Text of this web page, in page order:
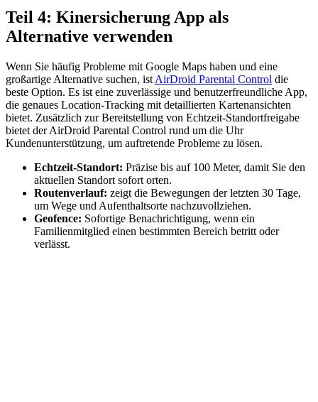
Teil 4: Kinersicherung App als
Alternative verwenden
Wenn Sie häufig Probleme mit Google Maps haben und eine
großartige Alternative suchen, ist AirDroid Parental Control die
beste Option. Es ist eine zuverlässige und benutzerfreundliche App,
die genaues Location-Tracking mit detaillierten Kartenansichten
bietet. Zusätzlich zur Bereitstellung von Echtzeit-Standortfreigabe
bietet der AirDroid Parental Control rund um die Uhr
Kundenunterstützung, um auftretende Probleme zu lösen.
Echtzeit-Standort: Präzise bis auf 100 Meter, damit Sie den
aktuellen Standort sofort orten.
Routenverlauf: zeigt die Bewegungen der letzten 30 Tage,
um Wege und Aufenthaltsorte nachzuvollziehen.
Geofence: Sofortige Benachrichtigung, wenn ein
Familienmitglied einen bestimmten Bereich betritt oder
verlässt.